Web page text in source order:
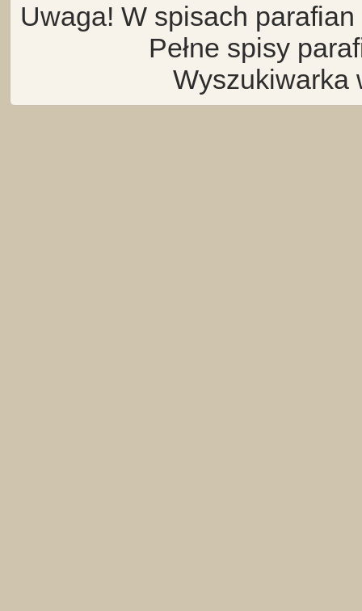
Uwaga! W spisach
Pełne spisy
Wyszukiwarka